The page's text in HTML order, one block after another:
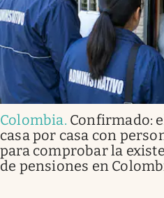
Colombia. Confirmado:
casa por casa con
para comprobar la
de pensiones en